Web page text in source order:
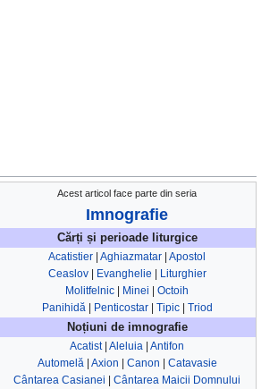
Acest articol face parte din seria
Imnografie
Cărți și perioade liturgice
Acatistier | Aghiazmatar | Apostol
Ceaslov| Evanghelie | Liturghier
Molitfelnic | Minei | Octoih
Panihidă| Penticostar| Tipic| Triod
Noțiuni de imnografie
Acatist| Aleluia | Antifon
Automelă| Axion | Canon | Catavasie
Cântarea Casianei | Cântarea Maicii Domnului